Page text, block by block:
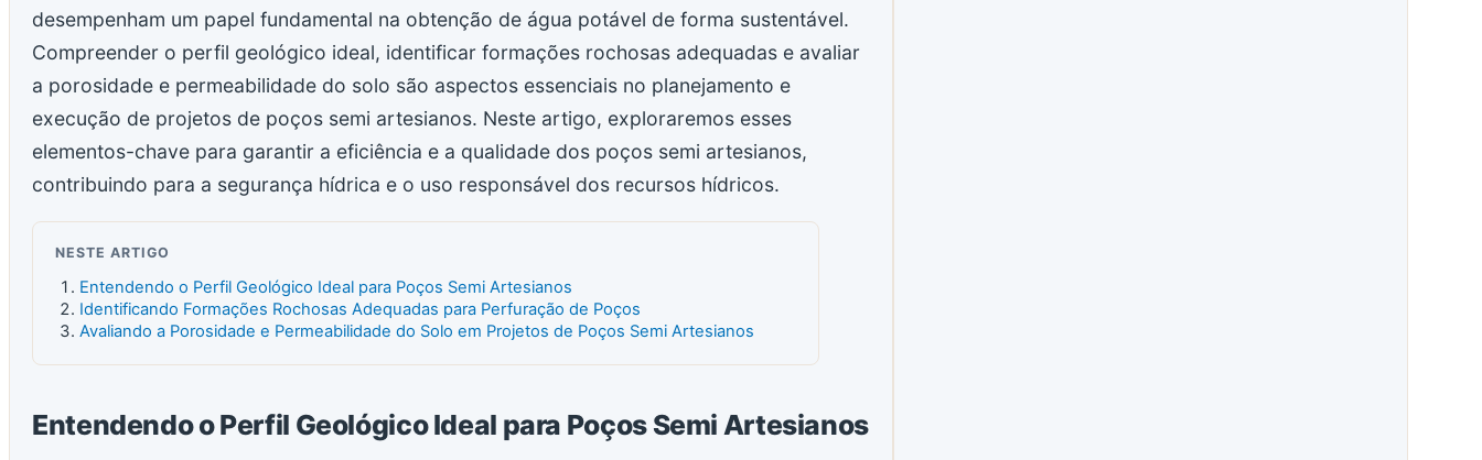
desempenham um papel fundamental na obtenção de água potável de forma sustentável.
Compreender o perfil geológico ideal, identificar formações rochosas adequadas e avaliar
a porosidade e permeabilidade do solo são aspectos essenciais no planejamento e
execução de projetos de poços semi artesianos. Neste artigo, exploraremos esses
elementos-chave para garantir a eficiência e a qualidade dos poços semi artesianos,
contribuindo para a segurança hídrica e o uso responsável dos recursos hídricos.
NESTE ARTIGO
Entendendo o Perfil Geológico Ideal para Poços Semi Artesianos
Identificando Formações Rochosas Adequadas para Perfuração de Poços
Avaliando a Porosidade e Permeabilidade do Solo em Projetos de Poços Semi Artesianos
Entendendo o Perfil Geológico Ideal para Poços Semi Artesianos